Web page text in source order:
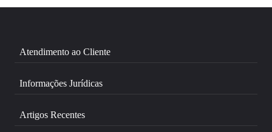
Atendimento ao Cliente
Informações Jurídicas
Artigos Recentes